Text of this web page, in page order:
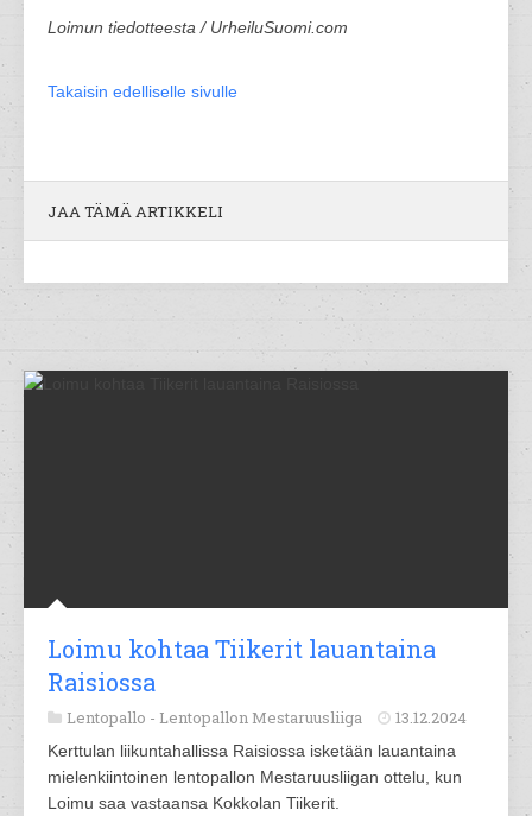
Loimun tiedotteesta / UrheiluSuomi.com
Takaisin edelliselle sivulle
JAA TÄMÄ ARTIKKELI
Loimu kohtaa Tiikerit lauantaina
Raisiossa
Lentopallo - Lentopallon Mestaruusliiga 13.12.2024
Kerttulan liikuntahallissa Raisiossa isketään lauantaina
mielenkiintoinen lentopallon Mestaruusliigan ottelu, kun
Loimu saa vastaansa Kokkolan Tiikerit.